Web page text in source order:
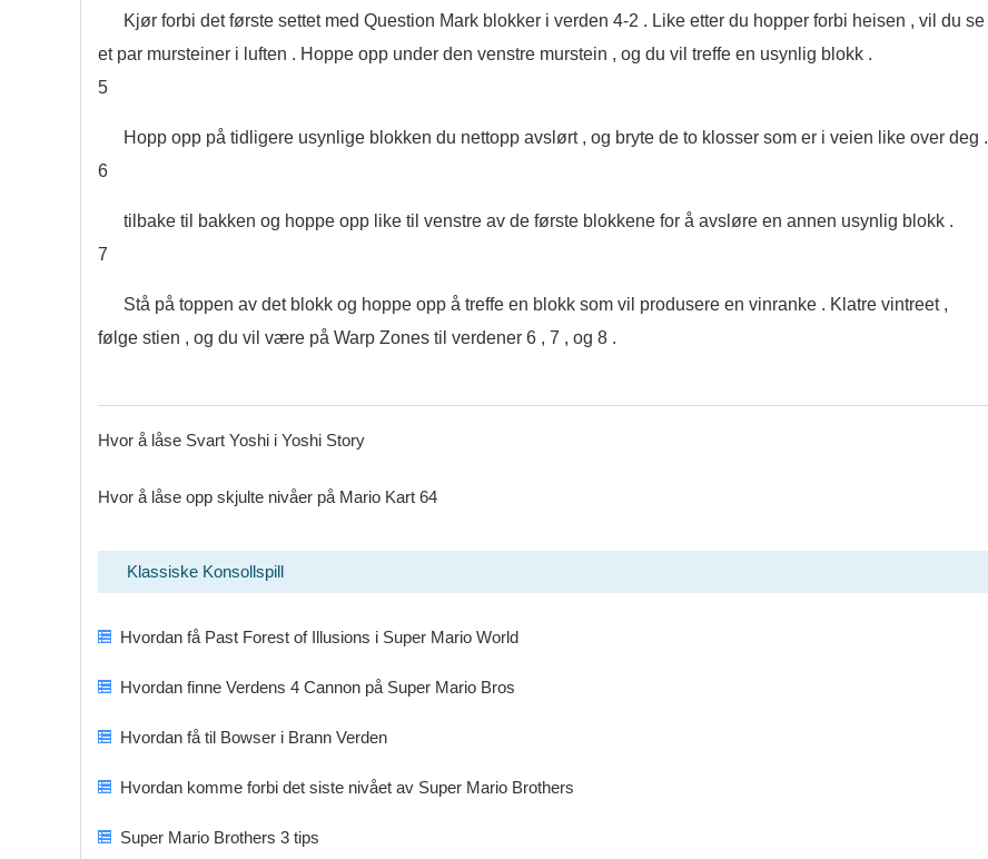
Kjør forbi det første settet med Question Mark blokker i verden 4-2 . Like etter du hopper forbi heisen , vil du se
et par mursteiner i luften . Hoppe opp under den venstre murstein , og du vil treffe en usynlig blokk .
5
Hopp opp på tidligere usynlige blokken du nettopp avslørt , og bryte de to klosser som er i veien like over deg .
6
tilbake til bakken og hoppe opp like til venstre av de første blokkene for å avsløre en annen usynlig blokk .
7
Stå på toppen av det blokk og hoppe opp å treffe en blokk som vil produsere en vinranke . Klatre vintreet ,
følge stien , og du vil være på Warp Zones til verdener 6 , 7 , og 8 .
Hvor å låse Svart Yoshi i Yoshi Story
Hvor å låse opp skjulte nivåer på Mario Kart 64
Klassiske Konsollspill
Hvordan få Past Forest of Illusions i Super Mario World
Hvordan finne Verdens 4 Cannon på Super Mario Bros
Hvordan få til Bowser i Brann Verden
Hvordan komme forbi det siste nivået av Super Mario Brothers
Super Mario Brothers 3 tips